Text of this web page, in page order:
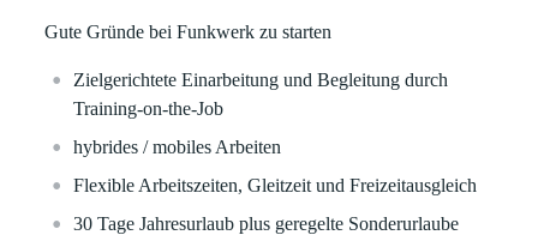
Gute Gründe bei Funkwerk zu starten
Zielgerichtete Einarbeitung und Begleitung durch
Training-on-the-Job
hybrides / mobiles Arbeiten
Flexible Arbeitszeiten, Gleitzeit und Freizeitausgleich
30 Tage Jahresurlaub plus geregelte Sonderurlaube